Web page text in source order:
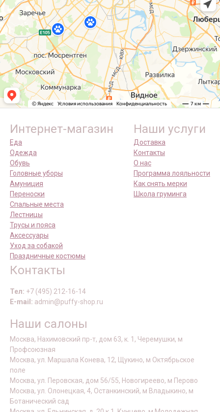
Интернет-магазин
Еда
Одежда
Обувь
Головные уборы
Амуниция
Переноски
Спальные места
Лестницы
Трусы и пояса
Аксессуары
Уход за собакой
Праздничные костюмы
Наши услуги
Доставка
Контакты
О нас
Программа лояльности
Как снять мерки
Школа груминга
Контакты
Тел: +7 (495) 212-16-14
E-mail: admin@puffy-shop.ru
Наши салоны
Москва, Нахимовский пр-т, дом 63, к. 1, Черемушки, м
Профсоюзная
Москва, ул. Маршала Конева, 12, Щукино, м Октябрьское
поле
Москва, ул. Перовская, дом 56/55, Новогиреево, м Перово
Москва, ул. Олонецкая, 4, Останкинский, м Владыкино, м
Ботанический сад